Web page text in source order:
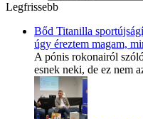
Legfrissebb
Bőd Titanilla
úgy éreztem magam,
A pónis rokonairól
esnek neki, de ez nem